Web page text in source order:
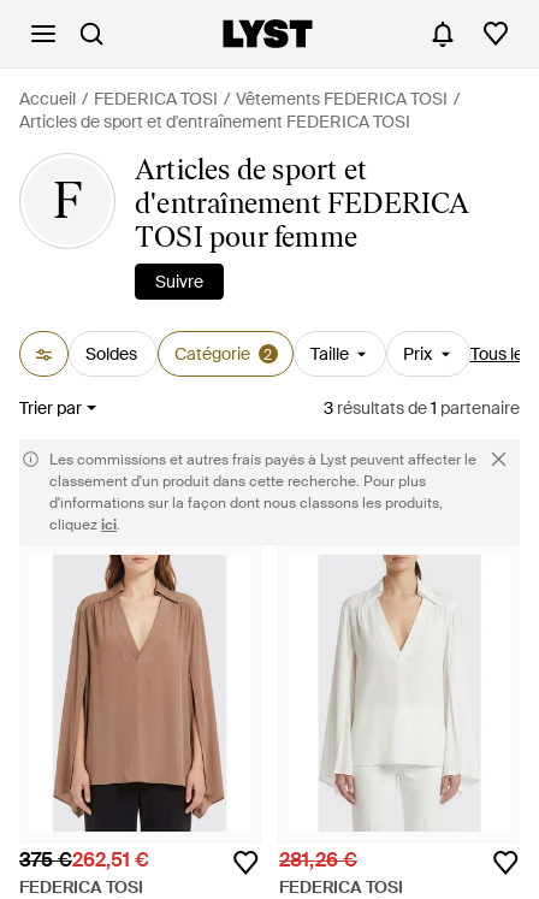
Accueil FEDERICA TOSI
Vêtements FEDERICA TOSI
Articles de sport et d'entraînement FEDERICA TOSI
F
Articles de sport et
d'entraînement FEDERICA
TOSI pour femme
Suivre
Soldes Catégorie 2 Taille Prix Tous les
Trier par 3 résultatsde1 partenaire
Les commissions et autres frais payés à Lyst peuvent affecter le
classement d'un produit dans cette recherche. Pour plus
d'informations sur la façon dont nous classons les produits,
cliquezici.
375 €262,51 €
FEDERICA TOSI
281,26 €
FEDERICA TOSI